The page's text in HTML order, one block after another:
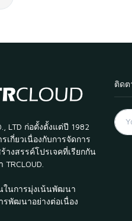
LTD ก่อตั้งตั้งแต่ปี 1982
เกี่ยวเนื่องกับการจัดการ
างสรรค์โปรเจคที่เรียกกัน
ในการมุ่งเน้นพัฒนา
พัฒนาอย่างต่อเนื่อง
ติดต